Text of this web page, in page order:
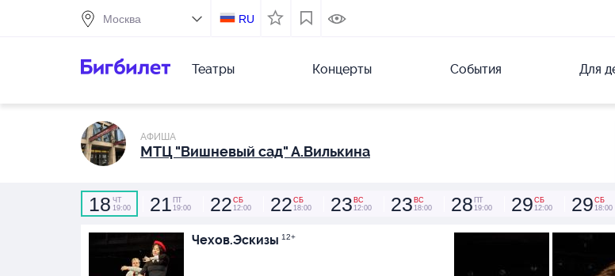
RU
Театры Концерты События Для
АФИША
МТЦ "Вишневый сад" А.Вилькина
18 ЧТ
19:00
21 ПТ
19:00
22 СБ
12:00
22 СБ
18:00
23 ВС
12:00
23 ВС
18:00
28 ПТ
19:00
29 СБ
12:00
29 СБ
18:00
Чехов.Эскизы 12+